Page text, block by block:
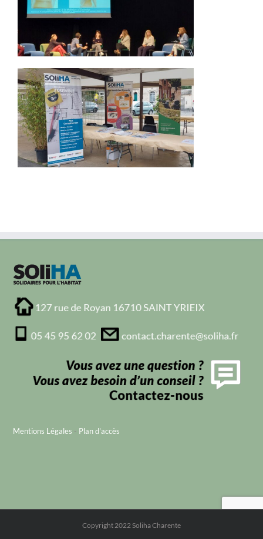
Mentions Légales - Plan d'accès
Copyright 2022 Soliha Charente